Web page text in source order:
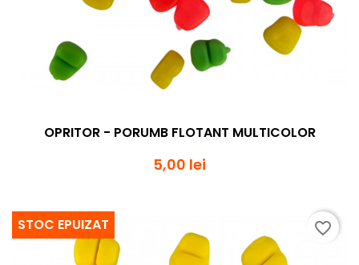
OPRITOR - PORUMB FLOTANT MULTICOLOR
5,00 lei
STOC EPUIZAT favorite_border